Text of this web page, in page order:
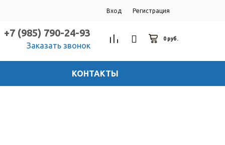
Вход Регистрация
+7 (985) 790-24-93
Заказать звонок
0 руб.
КОНТАКТЫ